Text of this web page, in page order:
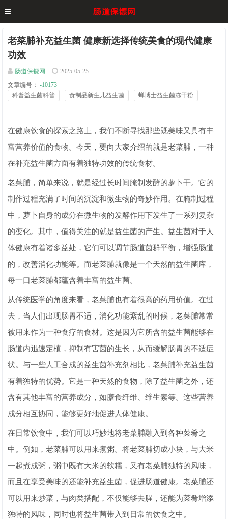
老菜脯补充益生菌 健康新选择传统美食的现代健康
功效
肠道保镖网
2025-05-25
文章编号：
-10173
科普益生菌科普
食制品新生儿益生菌 蝉博士益生菌冻干粉
在健康饮食的探索之路上，我们不断寻找那些既美味又具有丰
富营养价值的食物。今天，要向大家介绍的就是老菜脯，一种
在补充益生菌方面有着独特功效的传统食材。
老菜脯，简单来说，就是经过长时间腌制发酵的萝卜干。它的
制作过程充满了时间的沉淀和微生物的奇妙作用。在腌制过程
中，萝卜自身的成分在微生物的发酵作用下发生了一系列复杂
的变化。其中，值得关注的就是益生菌的产生。益生菌对于人
体健康有着诸多益处，它们可以调节肠道菌群平衡，增强肠道
的，改善消化功能等。而老菜脯就像是一个天然的益生菌库，
每一口老菜脯都蕴含着丰富的益生菌。
从传统医学的角度来看，老菜脯也有着很高的药用价值。在过
去，当人们出现肠胃不适，消化功能紊乱的时候，老菜脯常常
被用来作为一种食疗的食材。这是因为它所含的益生菌能够在
肠道内迅速定植，抑制有害菌的生长，从而缓解肠胃的不适症
状。与一些人工合成的益生菌补充剂相比，老菜脯补充益生菌
有着独特的优势。它是一种天然的食物，除了益生菌之外，还
含有其他丰富的营养成分，如膳食纤维、维生素等。这些营养
成分相互协同，能够更好地促进人体健康。
在日常饮食中，我们可以巧妙地将老菜脯融入到各种菜肴之
中。例如，老菜脯可以用来煮粥。将老菜脯切成小块，与大米
一起煮成粥，粥中既有大米的软糯，又有老菜脯独特的风味，
而且在享受美味的还能补充益生菌，促进肠道健康。老菜脯还
可以用来炒菜，与肉类搭配，不仅能够去腥，还能为菜肴增添
独特的风味，同时也将益生菌带入到日常的饮食之中。